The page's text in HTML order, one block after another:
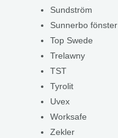
Sundström
Sunnerbo fönster
Top Swede
Trelawny
TST
Tyrolit
Uvex
Worksafe
Zekler